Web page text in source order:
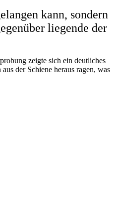
kann, sondern
liegende der
zeigte sich ein deutliches
der Schiene heraus ragen, was